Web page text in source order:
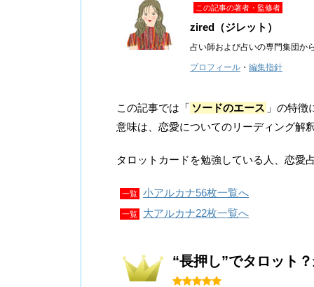
この記事の著者・監修者
zired（ジレット）
占い師および占いの専門集団か
プロフィール ・ 編集指針
この記事では「 ソードのエース 」の特
意味は、恋愛についてのリーディング解
タロットカードを勉強している人、恋愛
一覧 小アルカナ56枚一覧へ
一覧 大アルカナ22枚一覧へ
“長押し”でタロット